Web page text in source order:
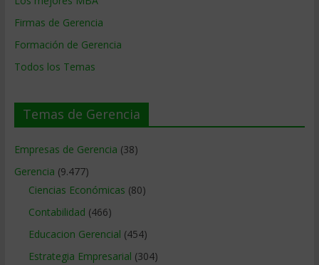
Firmas de Gerencia
Formación de Gerencia
Todos los Temas
Temas de Gerencia
Empresas de Gerencia (38)
Gerencia (9.477)
Ciencias Económicas (80)
Contabilidad (466)
Educacion Gerencial (454)
Estrategia Empresarial (304)